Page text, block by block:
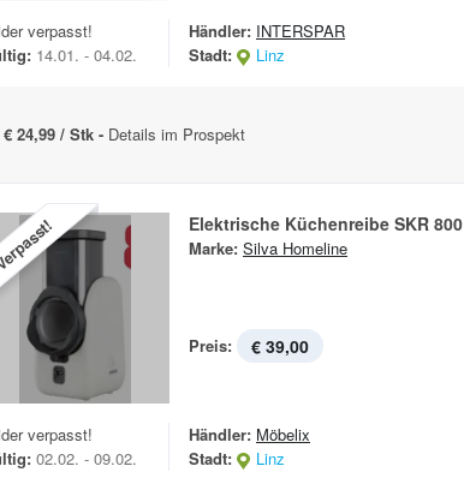
verpasst!
14.01. - 04.02.
Händler: INTERSPAR
Stadt:
Linz
€ 24,99 / Stk - Details im Prospekt
Elektrische Küchenreibe SKR 800
Marke: Silva Homeline
Preis: € 39,00
verpasst!
02.02. - 09.02.
Händler: Möbelix
Stadt:
Linz